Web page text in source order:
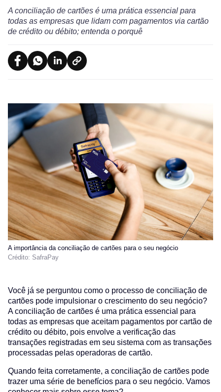
A conciliação de cartões é uma prática essencial para
todas as empresas que lidam com pagamentos via cartão
de crédito ou débito; entenda o porquê
A importância da conciliação de cartões para o seu negócio
Crédito: SafraPay
Você já se perguntou como o processo de conciliação de
cartões pode impulsionar o crescimento do seu negócio?
A conciliação de cartões é uma prática essencial para
todas as empresas que aceitam pagamentos por cartão de
crédito ou débito, pois envolve a verificação das
transações registradas em seu sistema com as transações
processadas pelas operadoras de cartão.
Quando feita corretamente, a conciliação de cartões pode
trazer uma série de benefícios para o seu negócio. Vamos